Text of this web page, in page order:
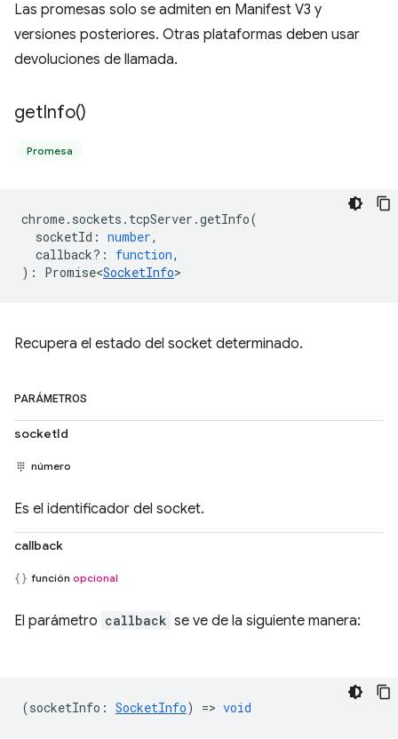
Las promesas solo se admiten en Manifest V3 y
versiones posteriores. Otras plataformas deben usar
devoluciones de llamada.
getInfo()
Promesa
chrome. sockets . tcpServer .getInfo(
socketId : number,
callback? : function,
) : Promise<SocketInfo>
Recupera el estado del socket determinado.
PARÁMETROS
socketId
número
Es el identificador del socket.
callback
función opcional
El parámetro callback se ve de la siguiente manera:
(socketInfo : SocketInfo) => void